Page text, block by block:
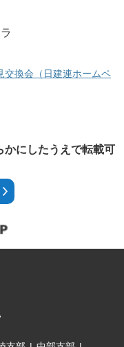
交換会（日建連ホームペ
にしたうえで転載可